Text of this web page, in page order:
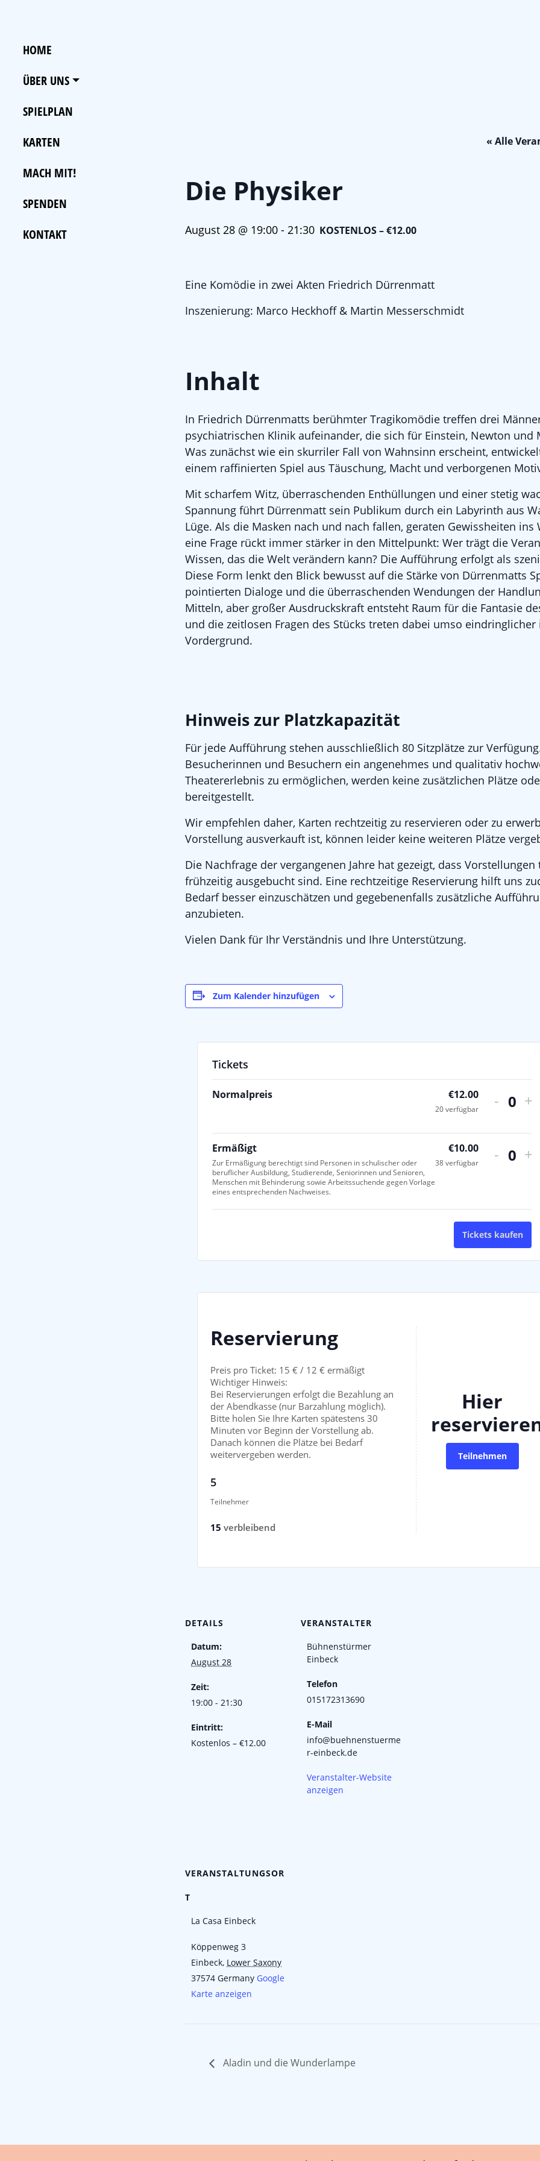
HOME
ÜBER UNS
SPIELPLAN
KARTEN
MACH MIT!
SPENDEN
KONTAKT
« Alle
Die Physiker
August 28 @ 19:00 - 21:30 KOSTENLOS – €12.00
Eine Komödie in zwei Akten Friedrich Dürrenmatt
Inszenierung: Marco Heckhoff & Martin Messerschmidt
Inhalt
In Friedrich Dürrenmatts berühmter Tragikomödie treffen drei
psychiatrischen Klinik aufeinander, die sich für Einstein, Newton und
Was zunächst wie ein skurriler Fall von Wahnsinn erscheint,
einem raffinierten Spiel aus Täuschung, Macht und verborgenen
Mit scharfem Witz, überraschenden Enthüllungen und einer stetig
Spannung führt Dürrenmatt sein Publikum durch ein Labyrinth aus
Lüge. Als die Masken nach und nach fallen, geraten Gewissheiten ins
eine Frage rückt immer stärker in den Mittelpunkt: Wer trägt die
Wissen, das die Welt verändern kann? Die Aufführung erfolgt als
Diese Form lenkt den Blick bewusst auf die Stärke von Dürrenmatts
pointierten Dialoge und die überraschenden Wendungen der
Mitteln, aber großer Ausdruckskraft entsteht Raum für die Fantasie
und die zeitlosen Fragen des Stücks treten dabei umso eindringlicher
Vordergrund.
Hinweis zur Platzkapazität
Für jede Aufführung stehen ausschließlich 80 Sitzplätze zur
Besucherinnen und Besuchern ein angenehmes und qualitativ
Theatererlebnis zu ermöglichen, werden keine zusätzlichen Plätze
bereitgestellt.
Wir empfehlen daher, Karten rechtzeitig zu reservieren oder zu
Vorstellung ausverkauft ist, können leider keine weiteren Plätze
Die Nachfrage der vergangenen Jahre hat gezeigt, dass
frühzeitig ausgebucht sind. Eine rechtzeitige Reservierung hilft uns
Bedarf besser einzuschätzen und gegebenenfalls zusätzliche
anzubieten.
Vielen Dank für Ihr Verständnis und Ihre Unterstützung.
Zum Kalender hinzufügen
DETAILS
Datum:
August 28
Zeit:
19:00 - 21:30
Eintritt:
Kostenlos – €12.00
VERANSTALTER
Bühnenstürmer
Einbeck
Telefon
015172313690
E-Mail
info@buehnenstuerme
r-einbeck.de
Veranstalter-Website
anzeigen
VERANSTALTUNGSOR
T
La Casa Einbeck
Köppenweg 3
Einbeck, Lower Saxony
37574 Germany Google
Karte anzeigen
Tickets
Normalpreis €12.00
20verfügbar - +
Ermäßigt
Zur Ermäßigung berechtigt sind Personen in schulischer oder
beruflicher Ausbildung, Studierende, Seniorinnen und Senioren,
Menschen mit Behinderung sowie Arbeitssuchende gegen Vorlage
eines entsprechenden Nachweises.
€10.00
38verfügbar - +
Tickets kaufen
Reservierung
Preis pro Ticket: 15 € / 12 € ermäßigt
Wichtiger Hinweis:
Bei Reservierungen erfolgt die Bezahlung an
der Abendkasse (nur Barzahlung möglich).
Bitte holen Sie Ihre Karten spätestens 30
Minuten vor Beginn der Vorstellung ab.
Danach können die Plätze bei Bedarf
weitervergeben werden.
5
Teilnehmer
15 verbleibend
Hier
Teilnehmen
Aladin und die Wunderlampe